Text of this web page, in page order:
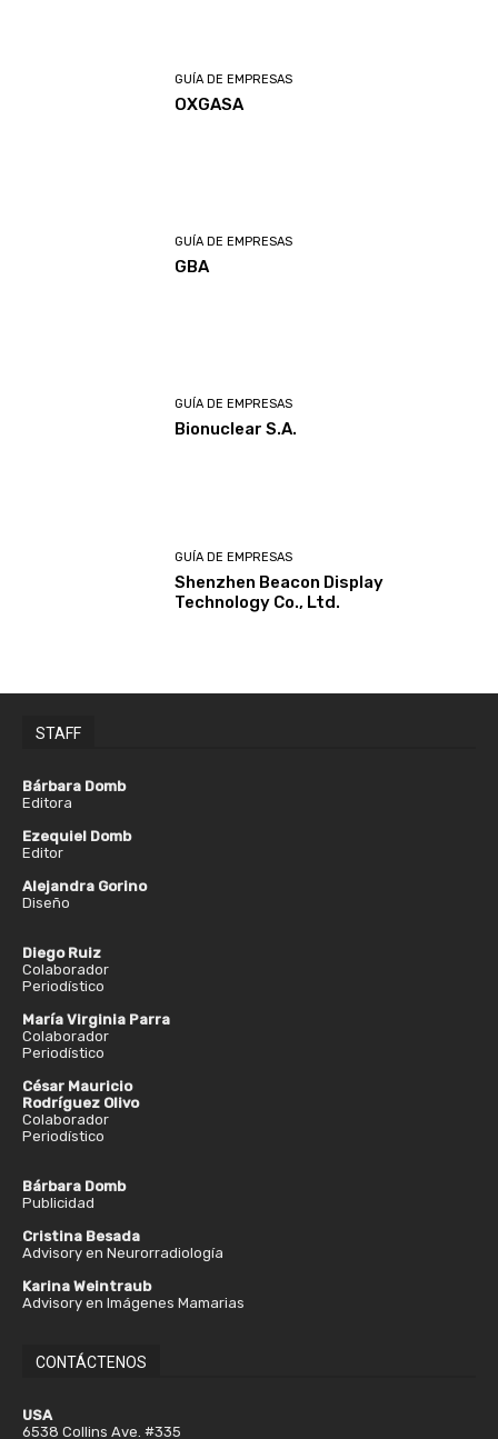
GUÍA DE EMPRESAS
OXGASA
GUÍA DE EMPRESAS
GBA
GUÍA DE EMPRESAS
Bionuclear S.A.
GUÍA DE EMPRESAS
Shenzhen Beacon Display
Technology Co., Ltd.
STAFF
Bárbara Domb
Editora
Ezequiel Domb
Editor
Alejandra Gorino
Diseño
Diego Ruiz
Colaborador
Periodístico
María Virginia Parra
Colaborador
Periodístico
César Mauricio
Rodríguez Olivo
Colaborador
Periodístico
Bárbara Domb
Publicidad
Cristina Besada
Advisory en Neurorradiología
Karina Weintraub
Advisory en Imágenes Mamarias
CONTÁCTENOS
USA
6538 Collins Ave. #335